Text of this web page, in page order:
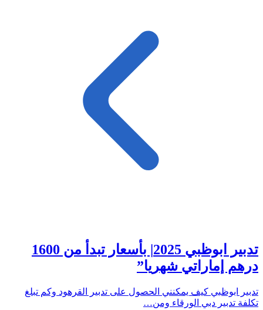
تدبير ابوظبي 2025| بأسعار تبدأ من 1600
درهم إماراتي شهريا”
تدبير ابوظبي كيف يمكنني الحصول على تدبير القرهود وكم تبلغ
تكلفة تدبير دبي الورقاء ومن…